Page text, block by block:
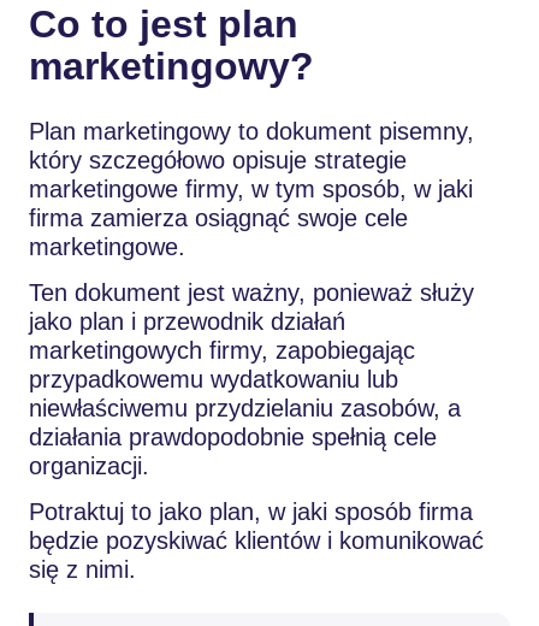
Co to jest plan
marketingowy?
Plan marketingowy to dokument pisemny,
który szczegółowo opisuje strategie
marketingowe firmy, w tym sposób, w jaki
firma zamierza osiągnąć swoje cele
marketingowe.
Ten dokument jest ważny, ponieważ służy
jako plan i przewodnik działań
marketingowych firmy, zapobiegając
przypadkowemu wydatkowaniu lub
niewłaściwemu przydzielaniu zasobów, a
działania prawdopodobnie spełnią cele
organizacji.
Potraktuj to jako plan, w jaki sposób firma
będzie pozyskiwać klientów i komunikować
się z nimi.